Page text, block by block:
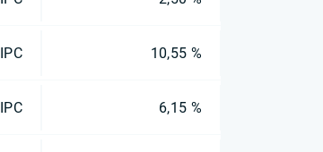
IPC 10,55 %
IPC 6,15 %